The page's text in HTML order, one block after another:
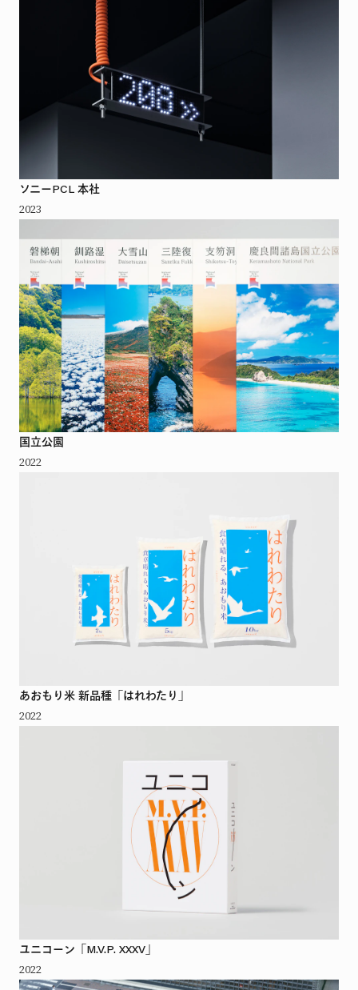
ソニーPCL 本社
2023
国立公園
2022
あおもり米 新品種「はれわたり」
2022
ユニコーン「M.V.P. XXXV」
2022